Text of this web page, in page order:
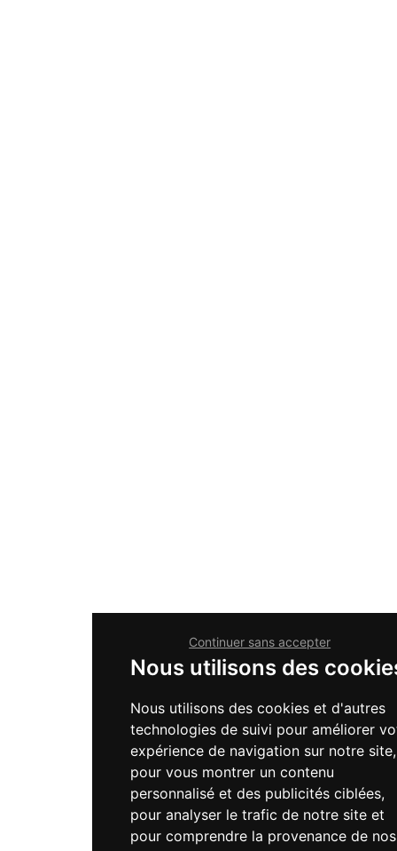
Nous utilisons des
Nous utilisons des cookies et d'autres
technologies de suivi pour améliorer
expérience de navigation sur notre site,
pour vous montrer un contenu
personnalisé et des publicités ciblées,
pour analyser le trafic de notre site et
pour comprendre la provenance de nos
Continuer sans accepter